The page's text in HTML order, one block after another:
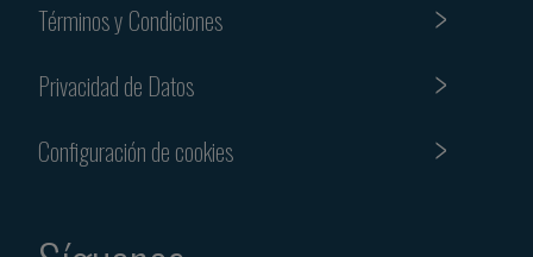
Términos y Condiciones
Privacidad de Datos
Configuración de cookies